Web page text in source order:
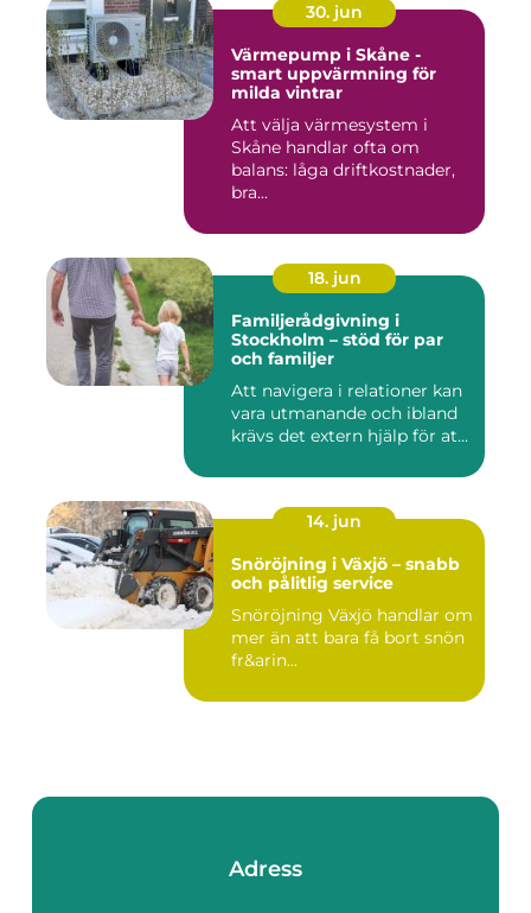
30. jun
Värmepump i Skåne -
smart uppvärmning för
milda vintrar
Att välja värmesystem i
Skåne handlar ofta om
balans: låga driftkostnader,
bra...
18. jun
Familjerådgivning i
Stockholm – stöd för par
och familjer
Att navigera i relationer kan
vara utmanande och ibland
krävs det extern hjälp för at...
14. jun
Snöröjning i Växjö – snabb
och pålitlig service
Snöröjning Växjö handlar om
mer än att bara få bort snön
fr&arin...
Adress